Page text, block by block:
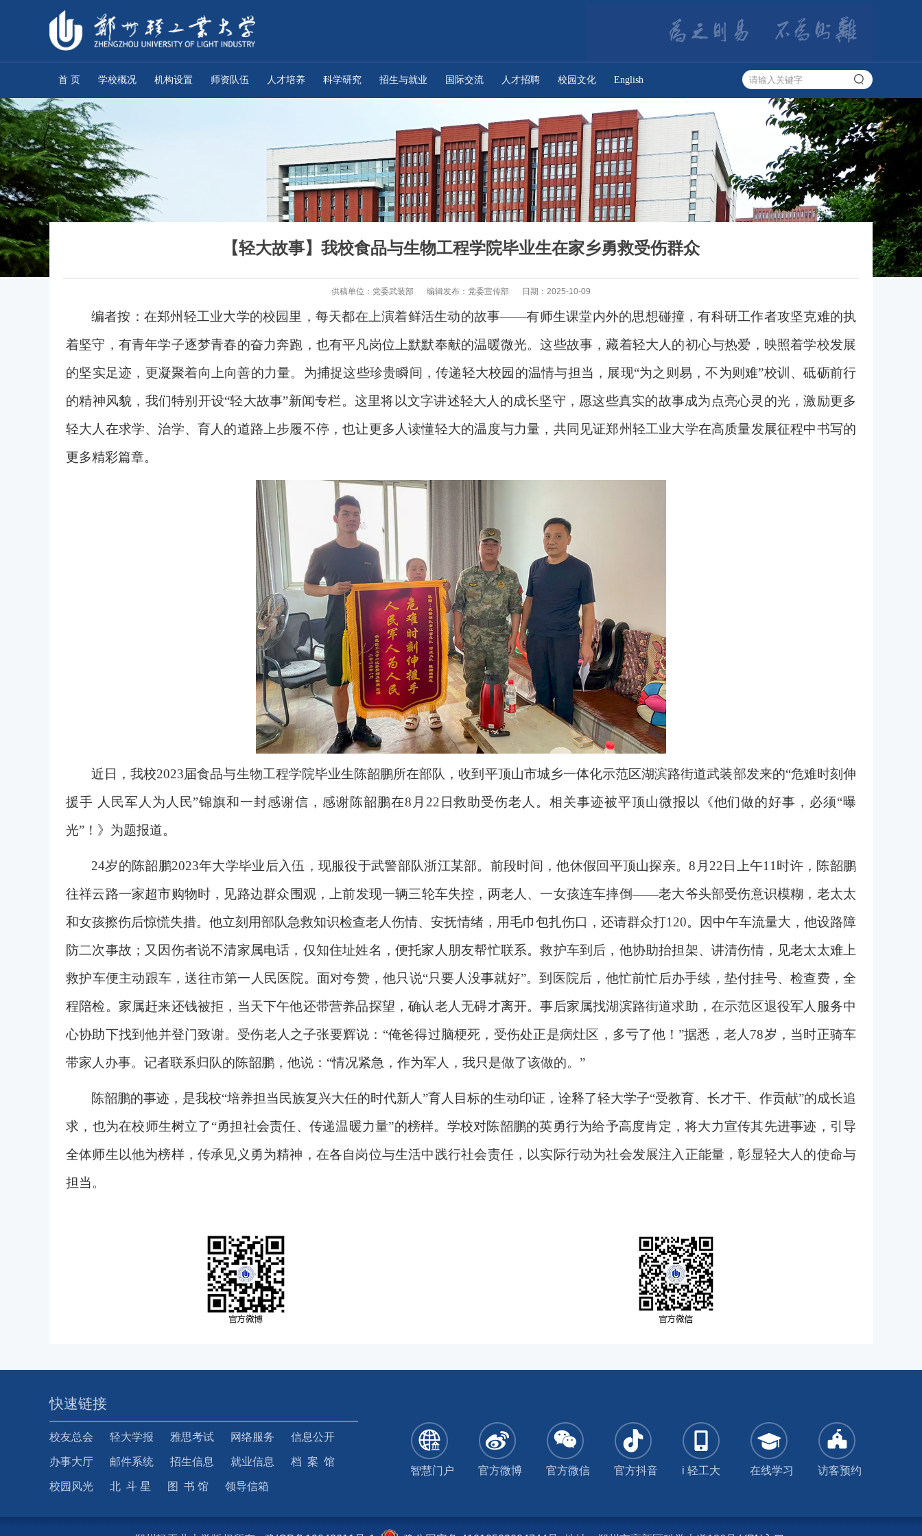
首 页 学校概况 机构设置 师资队伍 人才培养 科学研究 招生与就业 国际交流 人才招聘 校园文化 English
【轻大故事】我校食品与生物工程学院毕业生在家乡勇救受伤群众
供稿单位：党委武装部 编辑发布：党委宣传部 日期：2025-10-09
编者按：在郑州轻工业大学的校园里，每天都在上演着鲜活生动的故事——有师生课堂内外的思想碰撞，有科研工作者攻坚克难的执
着坚守，有青年学子逐梦青春的奋力奔跑，也有平凡岗位上默默奉献的温暖微光。这些故事，藏着轻大人的初心与热爱，映照着学校发展
的坚实足迹，更凝聚着向上向善的力量。为捕捉这些珍贵瞬间，传递轻大校园的温情与担当，展现“为之则易，不为则难”校训、砥砺前行
的精神风貌，我们特别开设“轻大故事”新闻专栏。这里将以文字讲述轻大人的成长坚守，愿这些真实的故事成为点亮心灵的光，激励更多
轻大人在求学、治学、育人的道路上步履不停，也让更多人读懂轻大的温度与力量，共同见证郑州轻工业大学在高质量发展征程中书写的
更多精彩篇章。
近日，我校2023届食品与生物工程学院毕业生陈韶鹏所在部队，收到平顶山市城乡一体化示范区湖滨路街道武装部发来的“危难时刻伸
援手 人民军人为人民”锦旗和一封感谢信，感谢陈韶鹏在8月22日救助受伤老人。相关事迹被平顶山微报以《他们做的好事，必须“曝
光”！》为题报道。
24岁的陈韶鹏2023年大学毕业后入伍，现服役于武警部队浙江某部。前段时间，他休假回平顶山探亲。8月22日上午11时许，陈韶鹏
往祥云路一家超市购物时，见路边群众围观，上前发现一辆三轮车失控，两老人、一女孩连车摔倒——老大爷头部受伤意识模糊，老太太
和女孩擦伤后惊慌失措。他立刻用部队急救知识检查老人伤情、安抚情绪，用毛巾包扎伤口，还请群众打120。因中午车流量大，他设路障
防二次事故；又因伤者说不清家属电话，仅知住址姓名，便托家人朋友帮忙联系。救护车到后，他协助抬担架、讲清伤情，见老太太难上
救护车便主动跟车，送往市第一人民医院。面对夸赞，他只说“只要人没事就好”。到医院后，他忙前忙后办手续，垫付挂号、检查费，全
程陪检。家属赶来还钱被拒，当天下午他还带营养品探望，确认老人无碍才离开。事后家属找湖滨路街道求助，在示范区退役军人服务中
心协助下找到他并登门致谢。受伤老人之子张要辉说：“俺爸得过脑梗死，受伤处正是病灶区，多亏了他！”据悉，老人78岁，当时正骑车
带家人办事。记者联系归队的陈韶鹏，他说：“情况紧急，作为军人，我只是做了该做的。”
陈韶鹏的事迹，是我校“培养担当民族复兴大任的时代新人”育人目标的生动印证，诠释了轻大学子“受教育、长才干、作贡献”的成长追
求，也为在校师生树立了“勇担社会责任、传递温暖力量”的榜样。学校对陈韶鹏的英勇行为给予高度肯定，将大力宣传其先进事迹，引导
全体师生以他为榜样，传承见义勇为精神，在各自岗位与生活中践行社会责任，以实际行动为社会发展注入正能量，彰显轻大人的使命与
担当。
快速链接
校友总会 轻大学报 雅思考试 网络服务 信息公开
办事大厅 邮件系统 招生信息 就业信息 档 案 馆
校园风光 北 斗 星 图 书 馆 领导信箱
智慧门户 官方微博 官方微信 官方抖音 i 轻工大 在线学习 访客预约